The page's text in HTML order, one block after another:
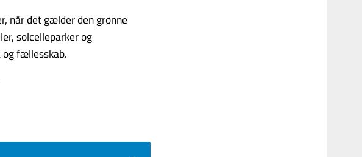
når det gælder den grønne
solcelleparker og
fællesskab.